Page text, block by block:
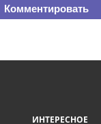
Комментировать
ИНТЕРЕСНОЕ